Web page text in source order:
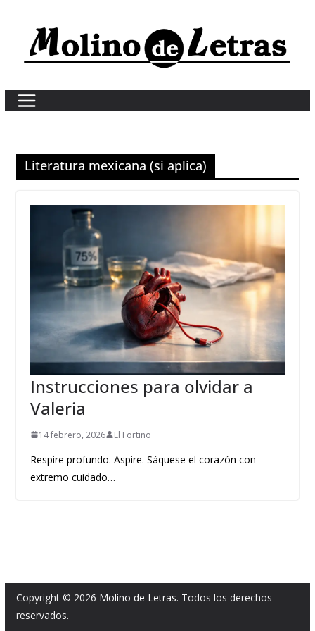
content
Literatura mexicana (si aplica)
Instrucciones para olvidar a
Valeria
14 febrero, 2026 El Fortino
Respire profundo. Aspire. Sáquese el corazón con
extremo cuidado…
Copyright © 2026 Molino de Letras. Todos los derechos
reservados.